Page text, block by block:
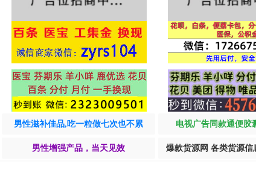
男性滋补佳品,吃一粒做七次也不累 电视广告同款通便胶
男性增强产品，当天见效 爆款货源网 各类货源信